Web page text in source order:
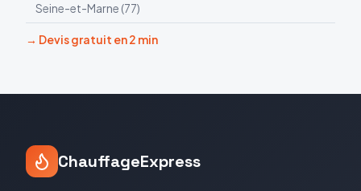
Seine-et-Marne (77)
→ Devis gratuit en 2 min
ChauffageExpress